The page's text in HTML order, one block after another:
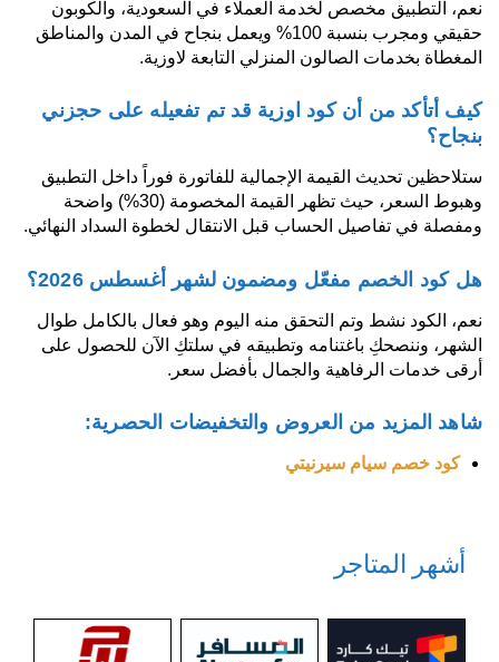
نعم، التطبيق مخصص لخدمة العملاء في السعودية، والكوبون
حقيقي ومجرب بنسبة 100% ويعمل بنجاح في المدن والمناطق
المغطاة بخدمات الصالون المنزلي التابعة لاوزية.
كيف أتأكد من أن كود اوزية قد تم تفعيله على حجزني
بنجاح؟
ستلاحظين تحديث القيمة الإجمالية للفاتورة فوراً داخل التطبيق
وهبوط السعر، حيث تظهر القيمة المخصومة (30%) واضحة
ومفصلة في تفاصيل الحساب قبل الانتقال لخطوة السداد النهائي.
هل كود الخصم مفعّل ومضمون لشهر أغسطس 2026؟
نعم، الكود نشط وتم التحقق منه اليوم وهو فعال بالكامل طوال
الشهر، وننصحكِ باغتنامه وتطبيقه في سلتكِ الآن للحصول على
أرقى خدمات الرفاهية والجمال بأفضل سعر.
شاهد المزيد من العروض والتخفيضات الحصرية:
كود خصم سيام سيرنيتي
أشهر المتاجر